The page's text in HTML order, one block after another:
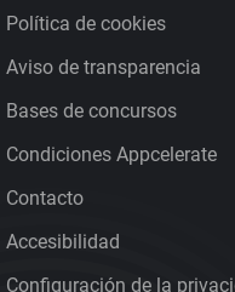
Política de cookies
Aviso de transparencia
Bases de concursos
Condiciones Appcelerate
Contacto
Accesibilidad
Configuración de la